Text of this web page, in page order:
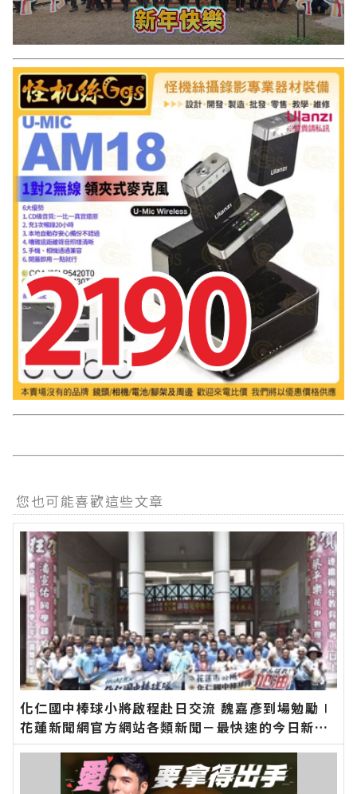
您也可能喜歡這些文章
化仁國中棒球小將啟程赴日交流 魏嘉彥到場勉勵∣
花蓮新聞網官方網站各類新聞－最快速的今日新聞
報導 最新的在地資訊！